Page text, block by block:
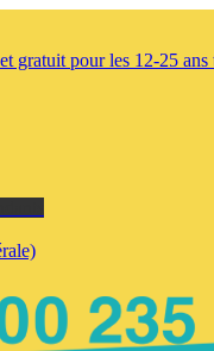
gratuit pour les 12-25 ans